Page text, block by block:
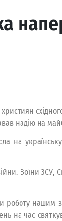
надію на
на
Воїни
роботу нашим
на час